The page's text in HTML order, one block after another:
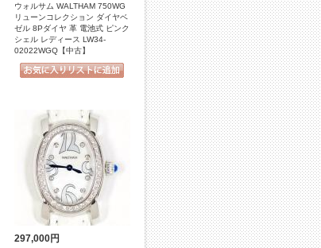
ウォルサム WALTHAM 750WG
リューンコレクション ダイヤベ
ゼル 8Pダイヤ 革 電池式 ピンク
シェル レディース LW34-
02022WGQ【中古】
297,000円